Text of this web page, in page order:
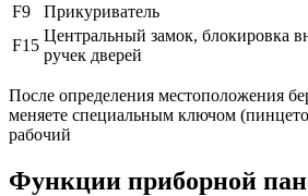
F9
Прикуриватель
F15
Центральный замок, блокировка
ручек дверей
После определения местоположения
меняете специальным ключом
рабочий
Функции приборной